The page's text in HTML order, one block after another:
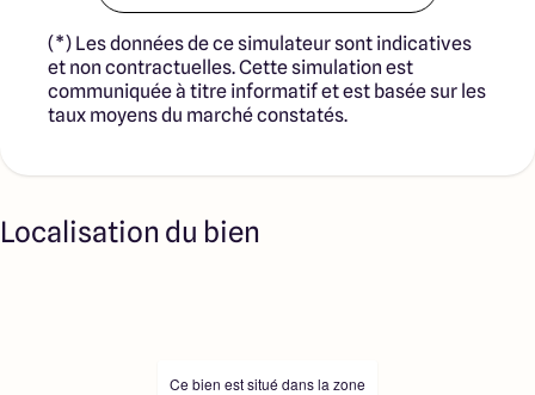
(*) Les données de ce simulateur sont indicatives
et non contractuelles. Cette simulation est
communiquée à titre informatif et est basée sur les
taux moyens du marché constatés.
Localisation du bien
Ce bien est situé dans la zone